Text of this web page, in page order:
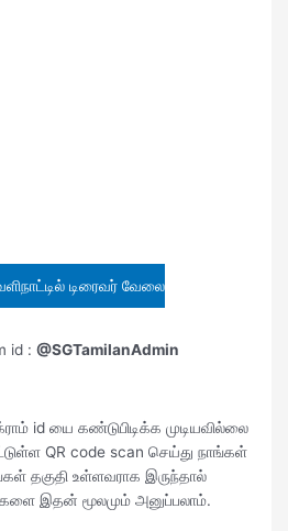
டிரைவர் வேலை
id :@SGTamilanAdmin
id யை கண்டுபிடிக்க முடியவில்லை
QR code scan செய்து நாங்கள்
தகுதி உள்ளவராக இருந்தால்
இதன் மூலமும் அனுப்பலாம்.